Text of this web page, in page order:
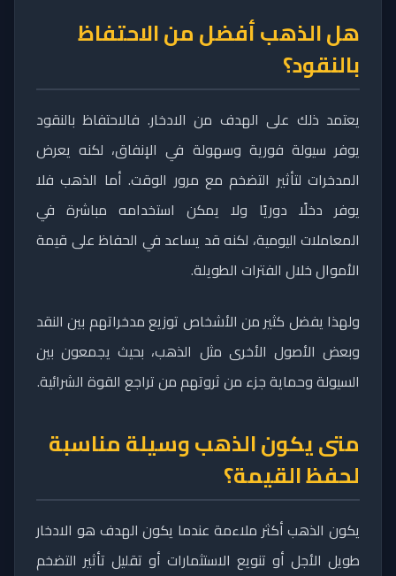
هل الذهب أفضل من الاحتفاظ
بالنقود؟
يعتمد ذلك على الهدف من الادخار. فالاحتفاظ بالنقود
يوفر سيولة فورية وسهولة في الإنفاق، لكنه يعرض
المدخرات لتأثير التضخم مع مرور الوقت. أما الذهب فلا
يوفر دخلًا دوريًا ولا يمكن استخدامه مباشرة في
المعاملات اليومية، لكنه قد يساعد في الحفاظ على قيمة
الأموال خلال الفترات الطويلة.
ولهذا يفضل كثير من الأشخاص توزيع مدخراتهم بين النقد
وبعض الأصول الأخرى مثل الذهب، بحيث يجمعون بين
السيولة وحماية جزء من ثروتهم من تراجع القوة الشرائية.
متى يكون الذهب وسيلة مناسبة
لحفظ القيمة؟
يكون الذهب أكثر ملاءمة عندما يكون الهدف هو الادخار
طويل الأجل أو تنويع الاستثمارات أو تقليل تأثير التضخم